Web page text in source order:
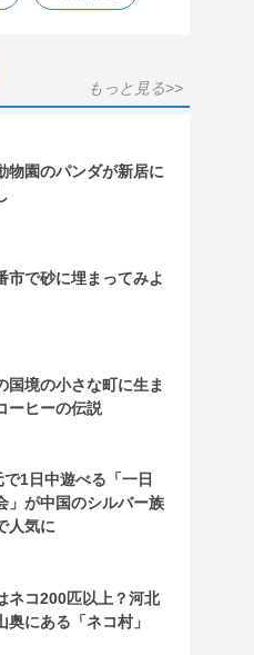
もっと見る>>
物園のパンダが新居に
市で砂に埋まってみよ
国境の小さな町に生ま
ーヒーの伝説
1日中遊べる「一日
」が中国のシルバー族
人気に
ネコ200匹以上？河北
奥にある「ネコ村」